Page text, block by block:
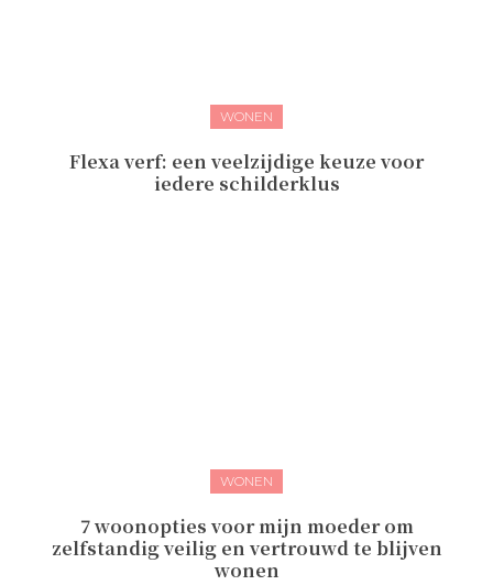
WONEN
Flexa verf: een veelzijdige keuze voor
iedere schilderklus
WONEN
7 woonopties voor mijn moeder om
zelfstandig veilig en vertrouwd te blijven
wonen